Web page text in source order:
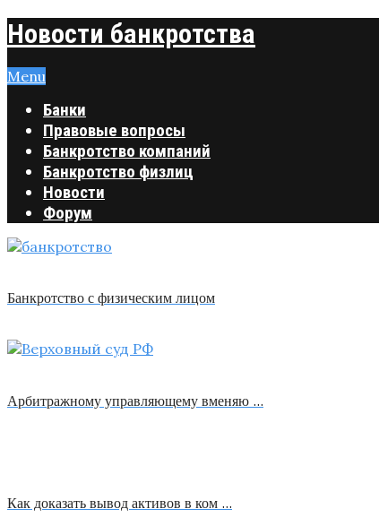
Новости банкротства
Menu
Банки
Правовые вопросы
Банкротство компаний
Банкротство физлиц
Новости
Форум
Банкротство с физическим лицом
Арбитражному управляющему вменяю …
Как доказать вывод активов в ком …